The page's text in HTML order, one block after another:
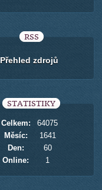
RSS
Přehled zdrojů
STATISTIKY
Online: 1
Celkem:
64075
Měsíc:
1641
Den:
60